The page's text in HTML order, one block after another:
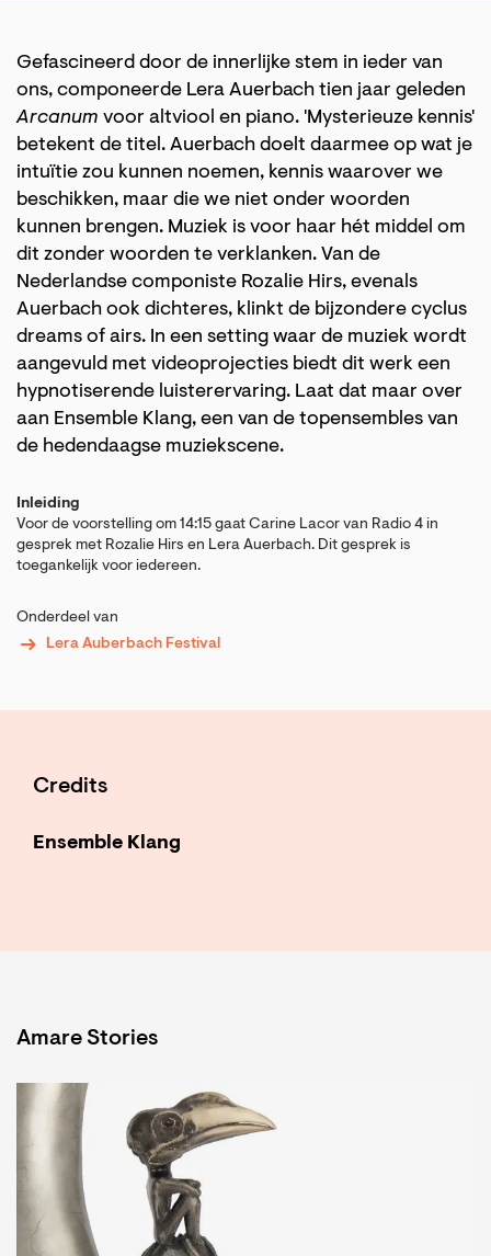
Gefascineerd door de innerlijke stem in ieder van
ons, componeerde Lera Auerbach tien jaar geleden
Arcanum voor altviool en piano. 'Mysterieuze kennis'
betekent de titel. Auerbach doelt daarmee op wat je
intuïtie zou kunnen noemen, kennis waarover we
beschikken, maar die we niet onder woorden
kunnen brengen. Muziek is voor haar hét middel om
dit zonder woorden te verklanken. Van de
Nederlandse componiste Rozalie Hirs, evenals
Auerbach ook dichteres, klinkt de bijzondere cyclus
dreams of airs. In een setting waar de muziek wordt
aangevuld met videoprojecties biedt dit werk een
hypnotiserende luisterervaring. Laat dat maar over
aan Ensemble Klang, een van de topensembles van
de hedendaagse muziekscene.
Inleiding
Voor de voorstelling om 14:15 gaat Carine Lacor van Radio 4 in
gesprek met Rozalie Hirs en Lera Auerbach. Dit gesprek is
toegankelijk voor iedereen.
Onderdeel van
Lera Auberbach Festival
Credits
Ensemble Klang
Amare Stories